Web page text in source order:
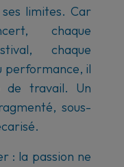
limites. Car
chaque
chaque
performance, il
de travail. Un
sous-
: la passion ne